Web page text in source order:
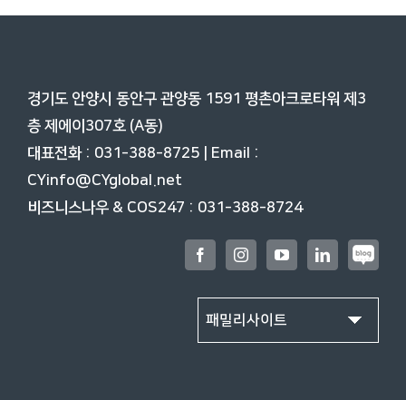
경기도 안양시 동안구 관양동 1591 평촌아크로타워 제3
층 제에이307호 (A동)
대표전화 : 031-388-8725 | Email :
CYinfo@CYglobal.net
비즈니스나우 & COS247 : 031-388-8724